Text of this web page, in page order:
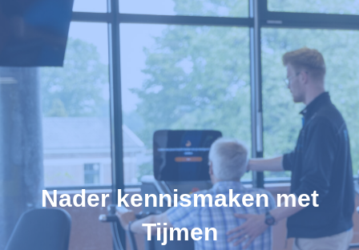
Nader kennismaken met
Tijmen